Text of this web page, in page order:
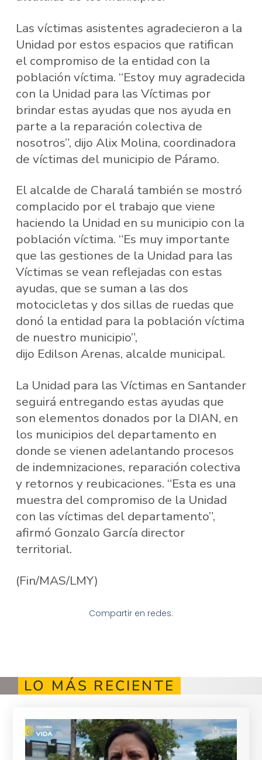
Las víctimas asistentes agradecieron a la
Unidad por estos espacios que ratifican
el compromiso de la entidad con la
población víctima. “Estoy muy agradecida
con la Unidad para las Víctimas por
brindar estas ayudas que nos ayuda en
parte a la reparación colectiva de
nosotros”, dijo Alix Molina, coordinadora
de víctimas del municipio de Páramo.
El alcalde de Charalá también se mostró
complacido por el trabajo que viene
haciendo la Unidad en su municipio con la
población víctima. “Es muy importante
que las gestiones de la Unidad para las
Víctimas se vean reflejadas con estas
ayudas, que se suman a las dos
motocicletas y dos sillas de ruedas que
donó la entidad para la población víctima
de nuestro municipio”,
dijo Edilson Arenas, alcalde municipal.
La Unidad para las Víctimas en Santander
seguirá entregando estas ayudas que
son elementos donados por la DIAN, en
los municipios del departamento en
donde se vienen adelantando procesos
de indemnizaciones, reparación colectiva
y retornos y reubicaciones. “Esta es una
muestra del compromiso de la Unidad
con las víctimas del departamento”,
afirmó Gonzalo García director
territorial.
(Fin/MAS/LMY)
Compartir en redes:
LO MÁS RECIENTE